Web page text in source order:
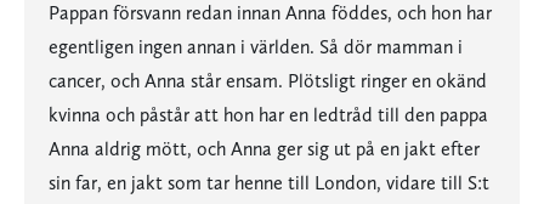
Pappan försvann redan innan Anna föddes, och hon har
egentligen ingen annan i världen. Så dör mamman i
cancer, och Anna står ensam. Plötsligt ringer en okänd
kvinna och påstår att hon har en ledtråd till den pappa
Anna aldrig mött, och Anna ger sig ut på en jakt efter
sin far, en jakt som tar henne till London, vidare till S:t